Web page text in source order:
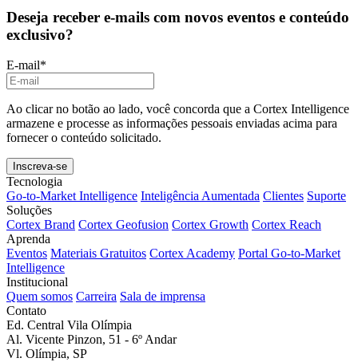
Deseja receber e-mails com novos eventos e conteúdo
exclusivo?
E-mail*
Ao clicar no botão ao lado, você concorda que a Cortex Intelligence
armazene e processe as informações pessoais enviadas acima para
fornecer o conteúdo solicitado.
Tecnologia
Go-to-Market Intelligence Inteligência Aumentada Clientes Suporte
Soluções
Cortex Brand Cortex Geofusion Cortex Growth Cortex Reach
Aprenda
Eventos Materiais Gratuitos Cortex Academy Portal Go-to-Market
Intelligence
Institucional
Quem somos Carreira Sala de imprensa
Contato
Ed. Central Vila Olímpia
Al. Vicente Pinzon, 51 - 6º Andar
Vl. Olímpia, SP